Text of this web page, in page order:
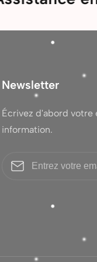
Newsletter
Écrivez d'abord
information.